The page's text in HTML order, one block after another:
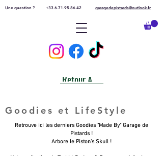
Une question ? +33 6.71.95.86.42 garagedepistards@outlook.fr
Goodies et LifeStyle
Retrouve ici les derniers Goodies "Made By" Garage de
Pistards !
Arbore le Piston's Skull !